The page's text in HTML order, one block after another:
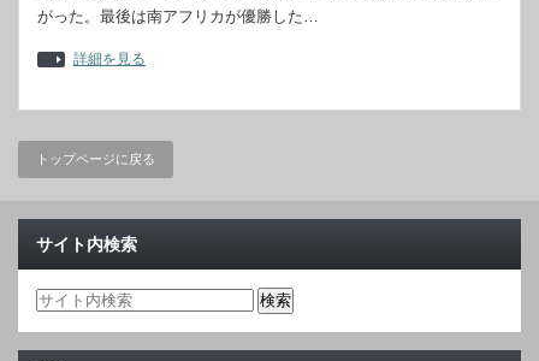
がった。最後は南アフリカが優勝した…
詳細を見る
トップページに戻る
サイト内検索